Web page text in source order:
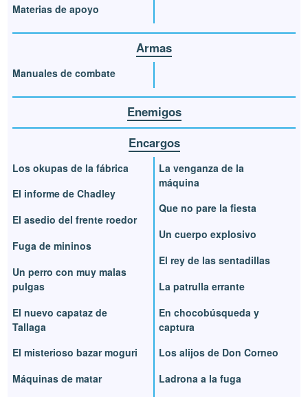
Materias de apoyo
Armas
Manuales de combate
Enemigos
Encargos
Los okupas de la fábrica
El informe de Chadley
El asedio del frente roedor
Fuga de mininos
Un perro con muy malas
pulgas
El nuevo capataz de
Tallaga
El misterioso bazar moguri
Máquinas de matar
La venganza de la
máquina
Que no pare la fiesta
Un cuerpo explosivo
El rey de las sentadillas
La patrulla errante
En chocobúsqueda y
captura
Los alijos de Don Corneo
Ladrona a la fuga